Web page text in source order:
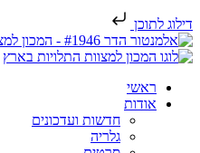
דילוג לתוכן
ראשי
אודות
חדשות ועדכונים
גלריה